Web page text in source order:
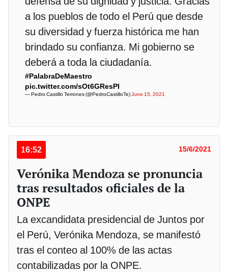
a los pueblos de todo el Perú que desde
su diversidad y fuerza histórica me han
brindado su confianza. Mi gobierno se
deberá a toda la ciudadanía.
#PalabraDeMaestro
pic.twitter.com/sOt6GResPI
— Pedro Castillo Terrones (@PedroCastilloTe)June 15, 2021
16:52 15/6/2021
Verónika Mendoza se pronuncia
tras resultados oficiales de la
ONPE
La excandidata presidencial de Juntos por
el Perú, Verónika Mendoza, se manifestó
tras el conteo al 100% de las actas
contabilizadas por la ONPE.